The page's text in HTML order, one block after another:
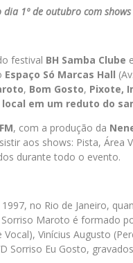
dia 1º de outubro com
festival BH Samba Clube
Espaço Só Marcas Hall
, Bom Gosto, Pixote,
em um reduto do
, com a produção da
aos shows: Pista, Área
durante todo o evento.
no Rio de Janeiro,
Maroto é formado
Vocal), Vinícius Augusto
Sorriso Eu Gosto,